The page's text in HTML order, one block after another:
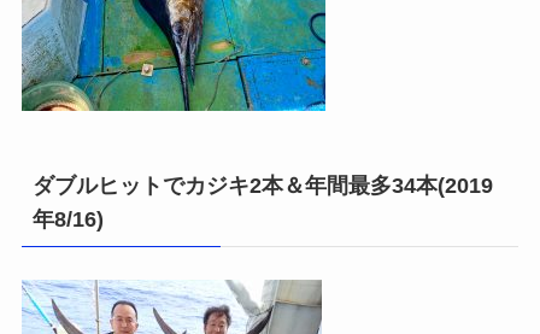
ダブルヒットでカジキ2本＆年間最多34本(2019
年8/16)